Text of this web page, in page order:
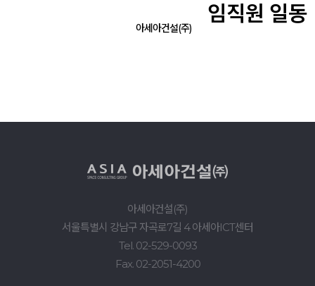
아세아건설(주)
임직원 일동
아세아건설(주)
서울특별시 강남구 자곡로7길 4 아세아ICT센터
Tel. 02-529-0093
Fax. 02-2051-4200